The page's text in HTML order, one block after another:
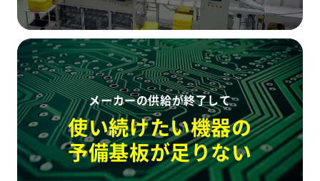
メーカーの供給が終了して
使い続けたい機器の
予備基板が足りない